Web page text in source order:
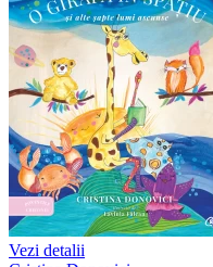
Vezi detalii